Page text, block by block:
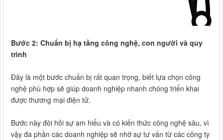
Bước 2: Chuẩn bị hạ tầng công nghệ, con người và quy
trình
Đây là một bước chuẩn bị rất quan trọng, biết lựa chọn công
nghệ phù hợp sẽ giúp doanh nghiệp nhanh chóng triển khai
được thương mại điện tử.
Bước này đòi hỏi sự am hiểu và có kiến thức công nghệ sâu, vì
vậy đa phần các doanh nghiệp sẽ nhờ sự tư vấn từ các công ty